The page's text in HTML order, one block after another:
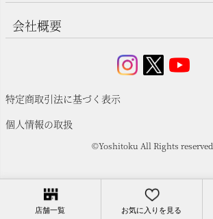
会社概要
特定商取引法に基づく表示
個人情報の取扱
©Yoshitoku All Rights reserved.
店舗一覧 お気に入りを見る